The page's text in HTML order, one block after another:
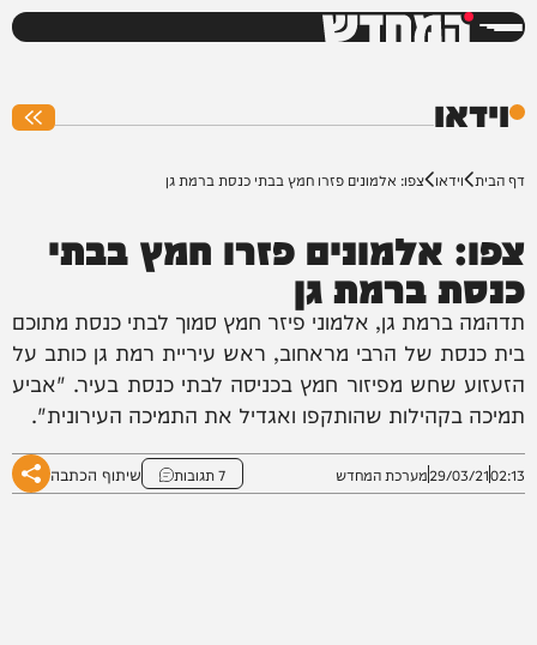
המחדש
וידאו
דף הבית וידאו צפו: אלמונים פזרו חמץ בבתי כנסת ברמת גן
צפו: אלמונים פזרו חמץ בבתי
כנסת ברמת גן
תדהמה ברמת גן, אלמוני פיזר חמץ סמוך לבתי כנסת מתוכם
בית כנסת של הרבי מראחוב, ראש עיריית רמת גן כותב על
הזעזוע שחש מפיזור חמץ בכניסה לבתי כנסת בעיר. "אביע
תמיכה בקהילות שהותקפו ואגדיל את התמיכה העירונית".
02:13
29/03/21מערכת המחדש 7 תגובות שיתוף הכתבה